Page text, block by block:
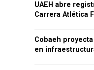
UAEH abre
Carrera Atlética
Cobaeh
en